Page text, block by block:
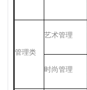
管理类
艺术管理
时尚管理